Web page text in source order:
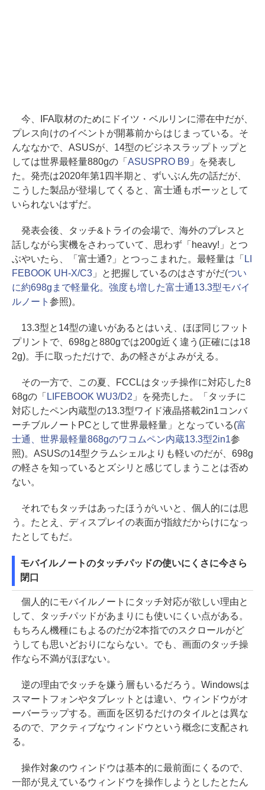
今、IFA取材のためにドイツ・ベルリンに滞在中だが、
プレス向けのイベントが開幕前からはじまっている。そ
んななかで、ASUSが、14型のビジネスラップトップと
しては世界最軽量880gの「 ASUSPRO B9」を発表し
た。発売は2020年第1四半期と、ずいぶん先の話だが、
こうした製品が登場してくると、富士通もボーッとして
いられないはずだ。
発表会後、タッチ&トライの会場で、海外のプレスと
話しながら実機をさわっていて、思わず「heavy!」とつ
ぶやいたら、「富士通?」とつっこまれた。最軽量は「 LI
FEBOOK UH-X/C3」と把握しているのはさすがだ(つい
に約698gまで軽量化。強度も増した富士通13.3型モバイ
ルノート 参照)。
13.3型と14型の違いがあるとはいえ、ほぼ同じフット
プリントで、698gと880gでは200g近く違う(正確には18
2g)。手に取っただけで、あの軽さがよみがえる。
その一方で、この夏、FCCLはタッチ操作に対応した8
68gの「 LIFEBOOK WU3/D2 」を発売した。「タッチに
対応したペン内蔵型の13.3型ワイド液晶搭載2in1コンバ
ーチブルノートPCとして世界最軽量」となっている(富
士通、世界最軽量868gのワコムペン内蔵13.3型2in1参
照)。ASUSの14型クラムシェルよりも軽いのだが、698g
の軽さを知っているとズシリと感じてしまうことは否め
ない。
それでもタッチはあったほうがいいと、個人的には思
う。たとえ、ディスプレイの表面が指紋だからけになっ
たとしてもだ。
モバイルノートのタッチパッドの使いにくさに今さら
閉口
個人的にモバイルノートにタッチ対応が欲しい理由と
して、タッチパッドがあまりにも使いにくい点がある。
もちろん機種にもよるのだが2本指でのスクロールがど
うしても思いどおりにならない。でも、画面のタッチ操
作なら不満がほぼない。
逆の理由でタッチを嫌う層もいるだろう。Windowsは
スマートフォンやタブレットとは違い、ウィンドウがオ
ーバーラップする。画面を区切るだけのタイルとは異な
るので、アクティブなウィンドウという概念に支配され
る。
操作対象のウィンドウは基本的に最前面にくるので、
一部が見えているウィンドウを操作しようとしたとたん